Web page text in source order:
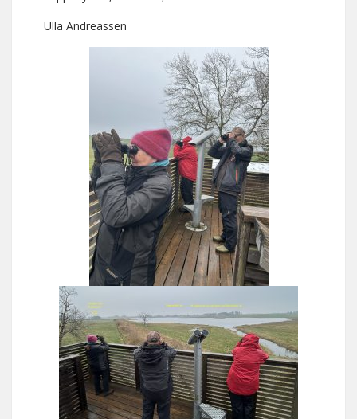
Ulla Andreassen